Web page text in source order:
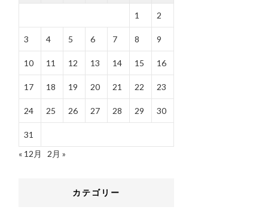
1 2
3 4 5 6 7 8 9
10 11 12 13 14 15 16
17 18 19 20 21 22 23
24 25 26 27 28 29 30
31
« 12月
2月 »
カテゴリー